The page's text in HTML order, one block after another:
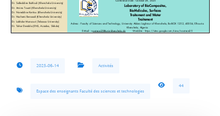
2025-06-14 Activités
Espace des enseignants Faculté des sciences et technologies
44